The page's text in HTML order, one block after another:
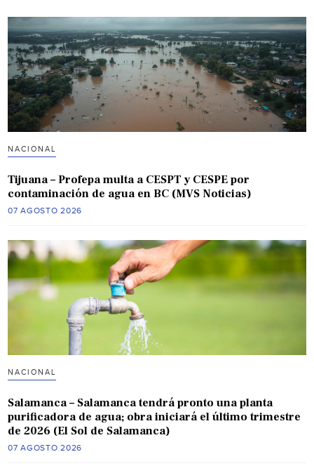
NACIONAL
Tijuana – Profepa multa a CESPT y CESPE por
contaminación de agua en BC (MVS Noticias)
07 AGOSTO 2026
NACIONAL
Salamanca – Salamanca tendrá pronto una planta
purificadora de agua; obra iniciará el último trimestre
de 2026 (El Sol de Salamanca)
07 AGOSTO 2026